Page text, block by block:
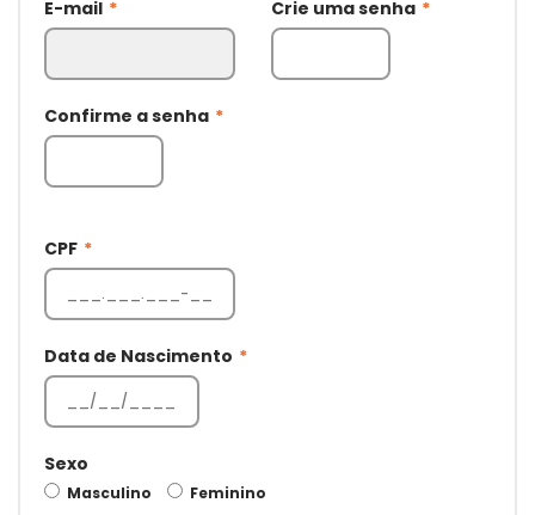
E-mail * Crie uma senha *
Confirme a senha *
CPF *
Data de Nascimento *
Sexo
Masculino Feminino